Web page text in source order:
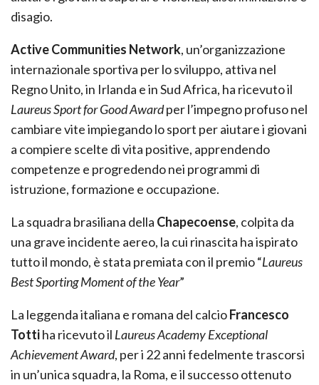
disagio.
Active Communities Network, un’organizzazione
internazionale sportiva per lo sviluppo, attiva nel
Regno Unito, in Irlanda e in Sud Africa, ha ricevuto il
Laureus Sport for Good Awardper l’impegno profuso nel
cambiare vite impiegando lo sport per aiutare i giovani
a compiere scelte di vita positive, apprendendo
competenze e progredendo nei programmi di
istruzione, formazione e occupazione.
La squadra brasiliana della Chapecoense, colpita da
una grave incidente aereo, la cui rinascita ha ispirato
tutto il mondo, è stata premiata con il premio “Laureus
Best Sporting Moment of the Year”
La leggenda italiana e romana del calcioFrancesco
Tottiha ricevuto il Laureus Academy Exceptional
Achievement Award, per i 22 anni fedelmente trascorsi
in un’unica squadra, la Roma, e il successo ottenuto